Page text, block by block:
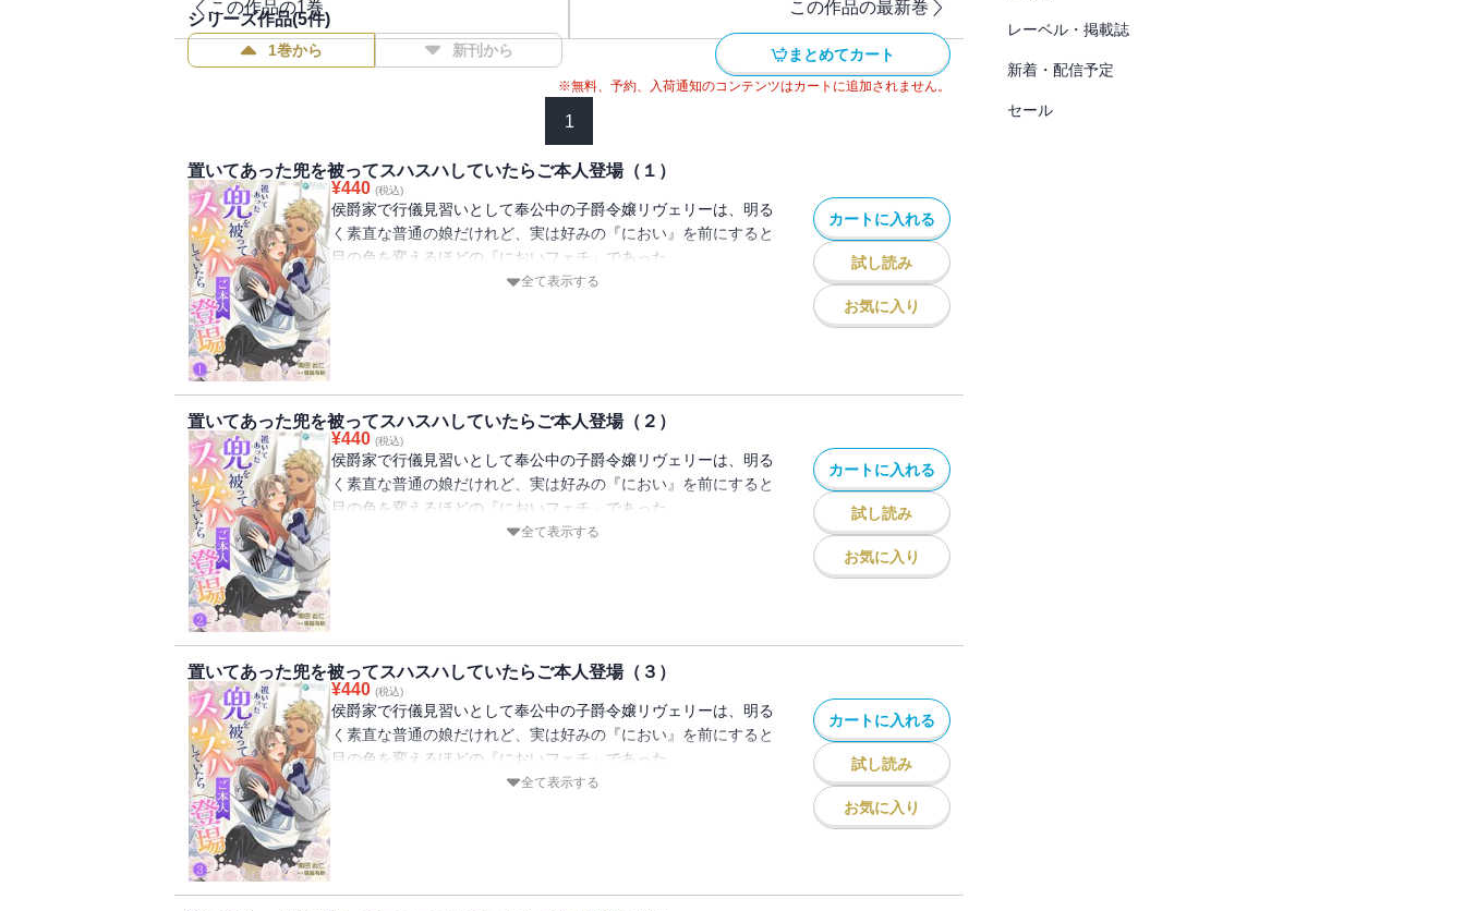
陶酔するリヴェリー。
そんな幸せな日々にようやく恋心を自覚したリヴェリーのもとに、実家から名も知らない相手との婚約を知らせ
る手紙が届いて――！？
『置いてあった兜を被ってスハスハしていたらご本人登場（３）』には「【七】嗅ぎ覚えのあるにおい」～
この作品の1巻 この作品の最新巻
シリーズ作品(5件)
1巻から 新刊から まとめてカート
※無料、予約、入荷通知のコンテンツはカートに追加されません。
1
置いてあった兜を被ってスハスハしていたらご本人登場（１）
¥440 (税込)
侯爵家で行儀見習いとして奉公中の子爵令嬢リヴェリーは、明る
く素直な普通の娘だけれど、実は好みの『におい』を前にすると
目の色を変えるほどの『においフェチ』であった。
ある日、どこからかほのかに漂ってきたかぐわしい香りに誘わ
そのにおいに抗うことができず、兜を被ったまま夢中で極上の香
りを堪能していたら、兜の持ち主であり勤め先の侯爵家当主であ
るグレニスに見つかってしまう。
しどろもどろになるリヴェリーを怪しんだグレニスに間者の疑い
をかけられ、翌日から毎朝『尋問』を受けることになった。
作者よりはじめまして、南田 此仁（ナンダ コノヒト）と申しま
す。
『溺愛・一途・ハッピーエンド』を合言葉に、読んで楽しい気持
ちになってもらえるような物語を書いています。
全て表示する
カートに入れる
試し読み
お気に入り
置いてあった兜を被ってスハスハしていたらご本人登場（２）
¥440 (税込)
侯爵家で行儀見習いとして奉公中の子爵令嬢リヴェリーは、明る
く素直な普通の娘だけれど、実は好みの『におい』を前にすると
目の色を変えるほどの『においフェチ』であった。
ある日、どこからかほのかに漂ってきたかぐわしい香りに誘わ
そのにおいに抗うことができず、兜を被ったまま夢中で極上の香
りを堪能していたら、兜の持ち主であり勤め先の侯爵家当主であ
るグレニスに見つかってしまう。
しどろもどろになるリヴェリーを怪しんだグレニスに間者の疑い
をかけられ、翌日から毎朝『尋問』を受けることになった。
――！？
全て表示する
カートに入れる
試し読み
お気に入り
置いてあった兜を被ってスハスハしていたらご本人登場（３）
¥440 (税込)
侯爵家で行儀見習いとして奉公中の子爵令嬢リヴェリーは、明る
く素直な普通の娘だけれど、実は好みの『におい』を前にすると
目の色を変えるほどの『においフェチ』であった。
ある日、どこからかほのかに漂ってきたかぐわしい香りに誘わ
全て表示する
カートに入れる
試し読み
お気に入り
レーベル・掲載誌
新着・配信予定
セール